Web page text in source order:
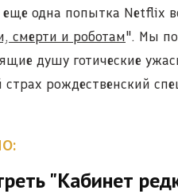
еще одна попытка Netflix
смерти и роботам". Мы
душу готические
рождественский
"Кабинет